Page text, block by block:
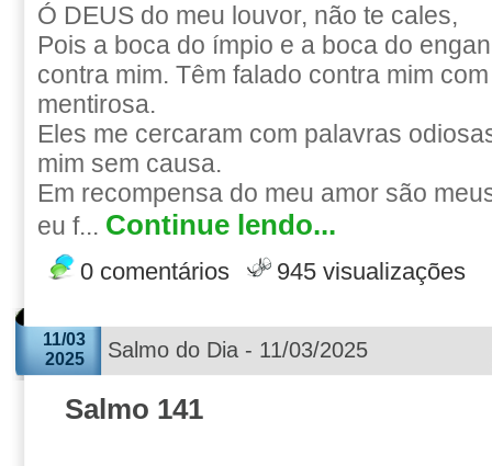
Ó DEUS do meu louvor, não te cales,
Pois a boca do ímpio e a boca do
contra mim. Têm falado contra mim
mentirosa.
Eles me cercaram com palavras
mim sem causa.
Em recompensa do meu amor são
eu f... Continue lendo...
0 comentários 945 visualizações
11/03
2025
Salmo do Dia - 11/03/2025
Salmo 141